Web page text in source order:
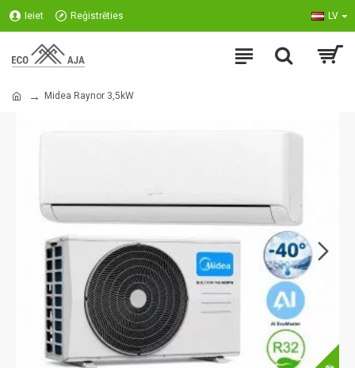
Ieiet Reģistrēties LV
Midea Raynor 3,5kW